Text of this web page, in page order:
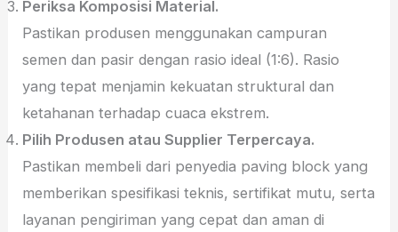
Periksa Komposisi Material.
Pastikan produsen menggunakan campuran
semen dan pasir dengan rasio ideal (1:6). Rasio
yang tepat menjamin kekuatan struktural dan
ketahanan terhadap cuaca ekstrem.
Pilih Produsen atau Supplier Terpercaya.
Pastikan membeli dari penyedia paving block yang
memberikan spesifikasi teknis, sertifikat mutu, serta
layanan pengiriman yang cepat dan aman di